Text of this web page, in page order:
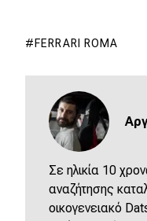
Χρηστικά
Συμβουλές
ΚΤΕΟ
Οδική βοήθεια
FERRARI ROMA
Σε ηλικία 10
αναζήτησης
οικογενειακό